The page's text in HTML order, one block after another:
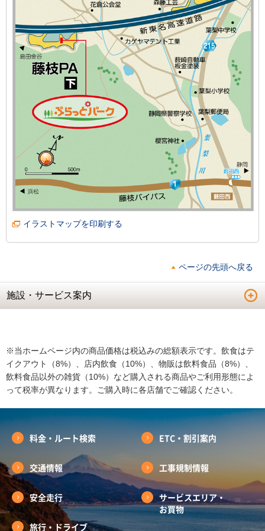
イラストマップを印刷する
ページの先頭へ戻る
施設・サービス案内
※当ホームページ内の商品価格は税込みの総額表示です。飲食はテ
イクアウト（8%）、店内飲食（10%）、物販は飲料食品（8%）、
飲料食品以外の雑貨（10%）など購入される商品やご利用形態によ
って税率が異なります。ご購入時に各店舗でご確認ください。
料金・ルート検索 ETC・割引案内
交通情報 工事規制情報
安全走行
サービスエリア・
お買物
旅行・ドライブ